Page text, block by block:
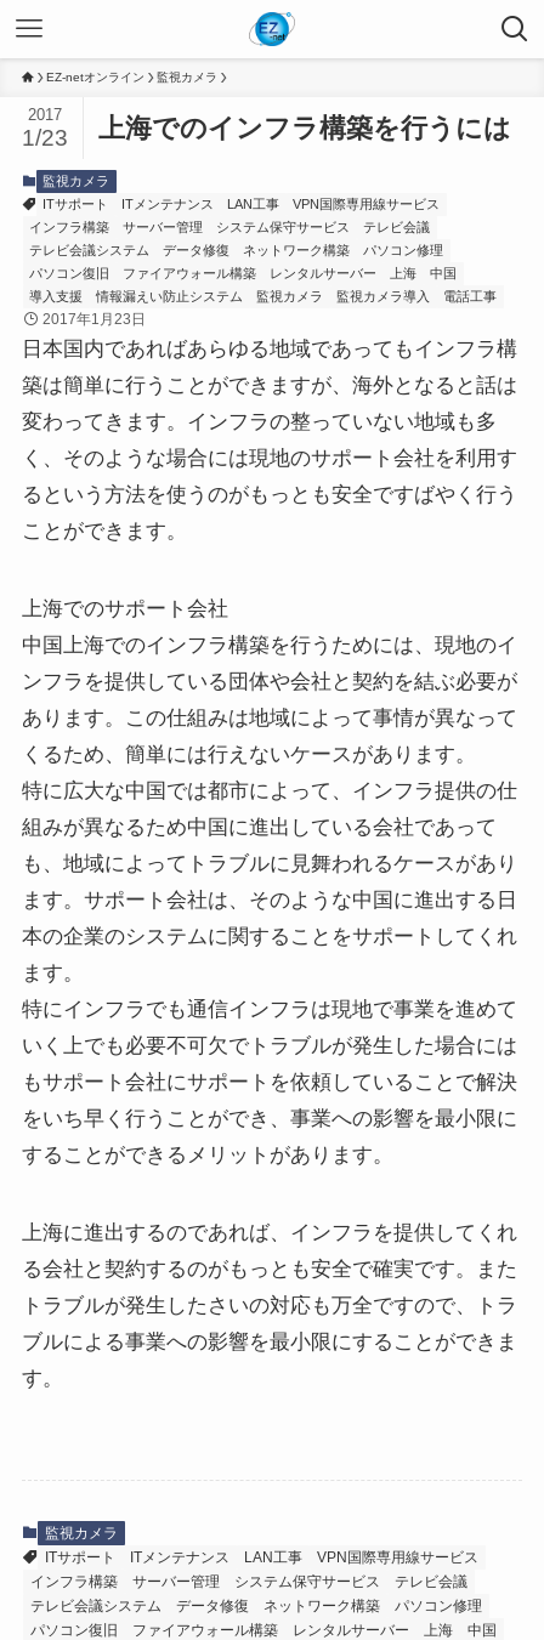
EZ-netオンライン 監視カメラ
上海でのインフラ構築を行うには
2017
1/23
監視カメラ
ITサポート
ITメンテナンス LAN工事
VPN国際専用線サービス
インフラ構築
サーバー管理 システム保守サービス
テレビ会議
テレビ会議システム
データ修復 ネットワーク構築
パソコン修理
パソコン復旧
ファイアウォール構築 レンタルサーバー 上海
中国
導入支援
情報漏えい防止システム 監視カメラ 監視カメラ導入 電話工事
2017年1月23日
日本国内であればあらゆる地域であってもインフラ構
築は簡単に行うことができますが、海外となると話は
変わってきます。インフラの整っていない地域も多
く、そのような場合には現地のサポート会社を利用す
るという方法を使うのがもっとも安全ですばやく行う
ことができます。
上海でのサポート会社
中国上海でのインフラ構築を行うためには、現地のイ
ンフラを提供している団体や会社と契約を結ぶ必要が
あります。この仕組みは地域によって事情が異なって
くるため、簡単には行えないケースがあります。
特に広大な中国では都市によって、インフラ提供の仕
組みが異なるため中国に進出している会社であって
も、地域によってトラブルに見舞われるケースがあり
ます。サポート会社は、そのような中国に進出する日
本の企業のシステムに関することをサポートしてくれ
ます。
特にインフラでも通信インフラは現地で事業を進めて
いく上でも必要不可欠でトラブルが発生した場合には
もサポート会社にサポートを依頼していることで解決
をいち早く行うことができ、事業への影響を最小限に
することができるメリットがあります。
上海に進出するのであれば、インフラを提供してくれ
る会社と契約するのがもっとも安全で確実です。また
トラブルが発生したさいの対応も万全ですので、トラ
ブルによる事業への影響を最小限にすることができま
す。
監視カメラ
ITサポート
ITメンテナンス LAN工事
VPN国際専用線サービス
インフラ構築
サーバー管理 システム保守サービス
テレビ会議
テレビ会議システム
データ修復 ネットワーク構築
パソコン修理
パソコン復旧
ファイアウォール構築 レンタルサーバー 上海
中国